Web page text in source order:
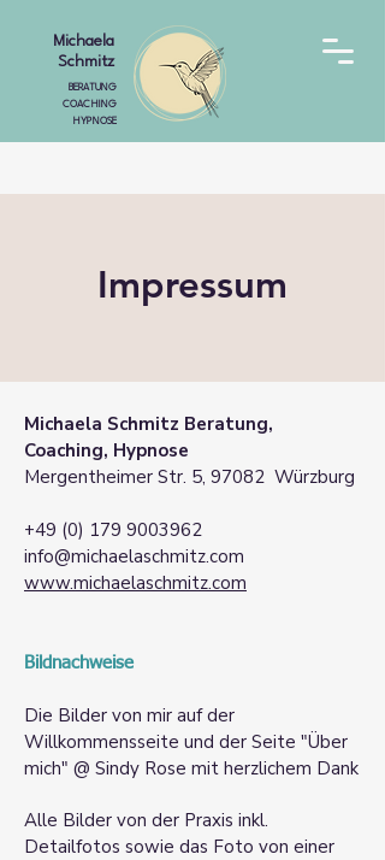
Michaela
Schmitz
BERATUNG
COACHING
HYPNOSE
Impressum
Michaela Schmitz Beratung,
Coaching, Hypnose
Mergentheimer Str. 5, 97082 Würzburg
+49 (0) 179 9003962
info@michaelaschmitz.com
www.michaelaschmitz.com
Bildnachweise
Die Bilder von mir auf der
Willkommensseite und der Seite "Über
mich" @ Sindy Rose mit herzlichem Dank
Alle Bilder von der Praxis inkl.
Detailfotos sowie das Foto von einer